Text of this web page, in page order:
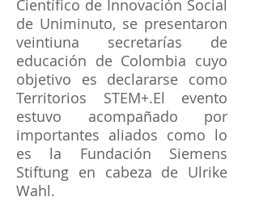
Científico de Innovación Social
de Uniminuto, se presentaron
veintiuna secretarías de
educación de Colombia cuyo
objetivo es declararse como
Territorios STEM+.El evento
estuvo acompañado por
importantes aliados como lo
es la Fundación Siemens
Stiftung en cabeza de Ulrike
Wahl.